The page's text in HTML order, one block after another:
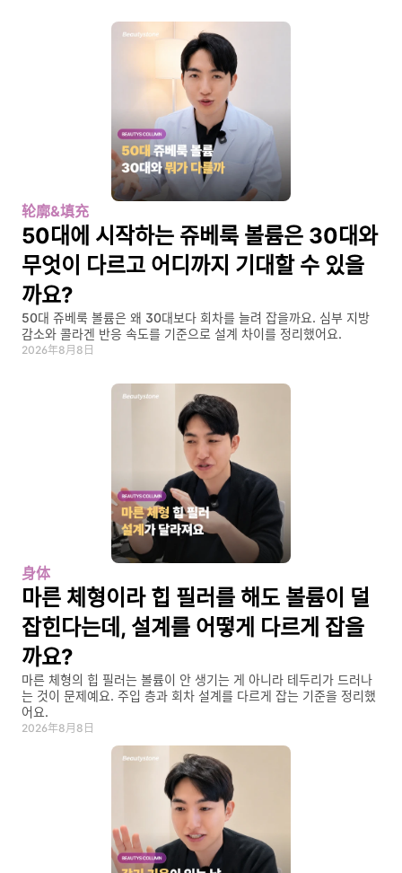
轮廓&填充
50대에 시작하는 쥬베룩 볼륨은 30대와
무엇이 다르고 어디까지 기대할 수 있을
까요?
50대 쥬베룩 볼륨은 왜 30대보다 회차를 늘려 잡을까요. 심부 지방
감소와 콜라겐 반응 속도를 기준으로 설계 차이를 정리했어요.
2026年8月8日
身体
마른 체형이라 힙 필러를 해도 볼륨이 덜
잡힌다는데, 설계를 어떻게 다르게 잡을
까요?
마른 체형의 힙 필러는 볼륨이 안 생기는 게 아니라 테두리가 드러나
는 것이 문제예요. 주입 층과 회차 설계를 다르게 잡는 기준을 정리했
어요.
2026年8月8日